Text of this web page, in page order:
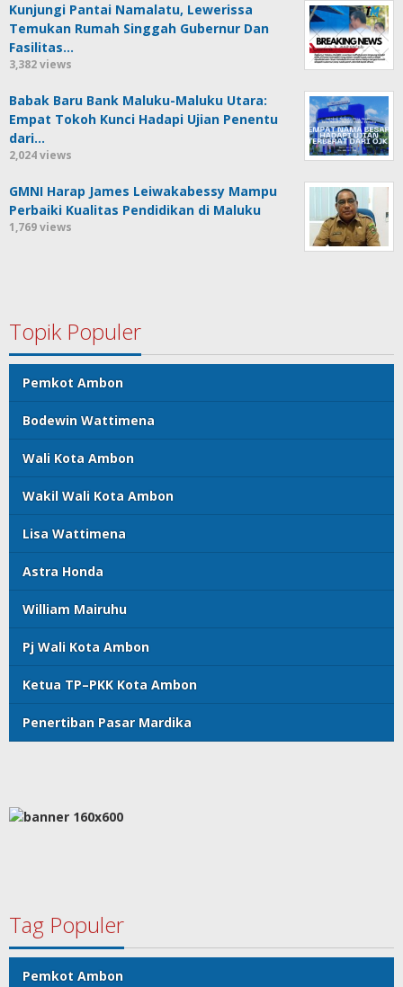
Kunjungi Pantai Namalatu, Lewerissa
Temukan Rumah Singgah Gubernur Dan
Fasilitas…
3,382 views
Babak Baru Bank Maluku-Maluku Utara:
Empat Tokoh Kunci Hadapi Ujian Penentu
dari…
2,024 views
GMNI Harap James Leiwakabessy Mampu
Perbaiki Kualitas Pendidikan di Maluku
1,769 views
Topik Populer
Pemkot Ambon
Bodewin Wattimena
Wali Kota Ambon
Wakil Wali Kota Ambon
Lisa Wattimena
Astra Honda
William Mairuhu
Pj Wali Kota Ambon
Ketua TP–PKK Kota Ambon
Penertiban Pasar Mardika
Tag Populer
Pemkot Ambon